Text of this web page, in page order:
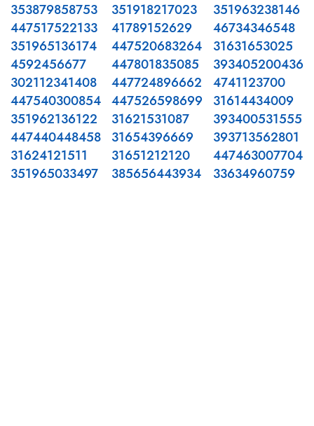
353879858753
447517522133
351965136174
4592456677
302112341408
447540300854
351962136122
447440448458
31624121511
351965033497
351918217023
41789152629
447520683264
447801835085
447724896662
447526598699
31621531087
31654396669
31651212120
385656443934
351963238146
46734346548
31631653025
393405200436
4741123700
31614434009
393400531555
393713562801
447463007704
33634960759